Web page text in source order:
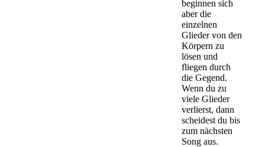
beginnen sich
aber die
einzelnen
Glieder von den
Körpern zu
lösen und
fliegen durch
die Gegend.
Wenn du zu
viele Glieder
verlierst, dann
scheidest du bis
zum nächsten
Song aus.